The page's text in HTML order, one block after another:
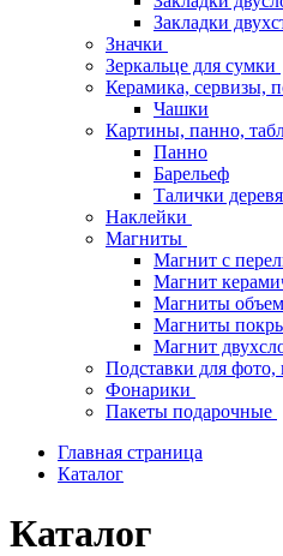
Закладки
Значки
Зеркальце для сумки
Керамика, сервизы,
Чашки
Картины, панно,
Панно
Барельеф
Талички
Наклейки
Магниты
Магнит с
Магнит
Магниты
Магниты
Магнит
Подставки для фото,
Фонарики
Пакеты подарочные
Главная страница
Каталог
Каталог